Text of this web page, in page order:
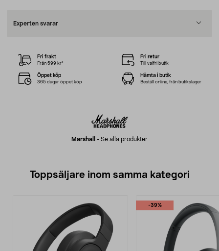
Experten svarar
Marshall - Se alla produkter
Fri frakt
Från 599 kr*
Fri retur
Till valfri butik
Öppet köp
365 dagar öppet köp
Hämta i butik
Beställ online, från butikslager
Toppsäljare inom samma kategori
-39%